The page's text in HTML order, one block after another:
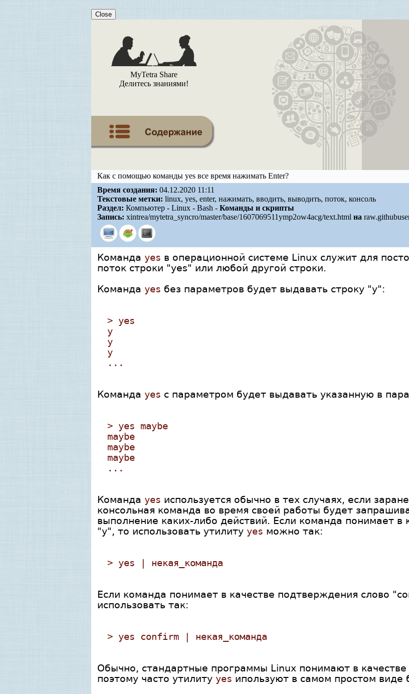
Close
MyTetra Share
Делитесь знаниями!
Как с помощью команды yes все время нажимать Enter?
Время создания: 04.12.2020 11:11
Текстовые метки: linux, yes, enter, нажимать, вводить, выводить, поток, консоль
Раздел: Компьютер - Linux - Bash - Команды и скрипты
Запись: xintrea/mytetra_syncro/master/base/1607069511ymp2ow4acg/text.html на
Команда yes в операционной системе Linux служит для
поток строки "yes" или любой другой строки.
Команда yes без параметров будет выдавать строку "y":
> yes
y
y
y
...
Команда yes с параметром будет выдавать указанную в
> yes maybe
maybe
maybe
maybe
...
Команда yes используется обычно в тех случаях, если
консольная команда во время своей работы будет
выполнение каких-либо действий. Если команда понимает в
"y", то использовать утилиту yes можно так:
> yes | некая_команда
Если команда понимает в качестве подтверждения слово
использовать так:
> yes confirm | некая_команда
Обычно, стандартные программы Linux понимают в
поэтому часто утилиту yes ипользуют в самом простом виде